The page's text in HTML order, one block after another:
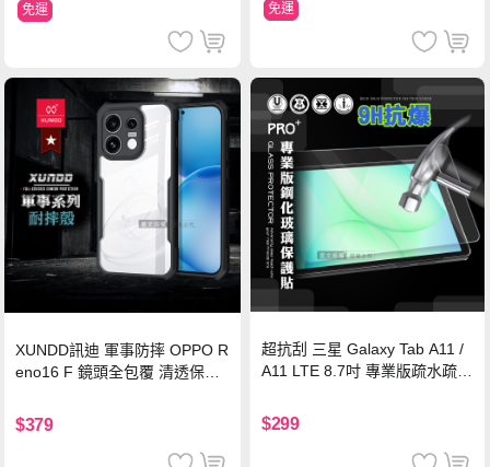
免運 免運
XUNDD訊迪 軍事防摔 OPPO R
eno16 F 鏡頭全包覆 清透保護
$379
超抗刮 三星 Galaxy Tab A11 /
A11 LTE 8.7吋 專業版疏水疏油
$299